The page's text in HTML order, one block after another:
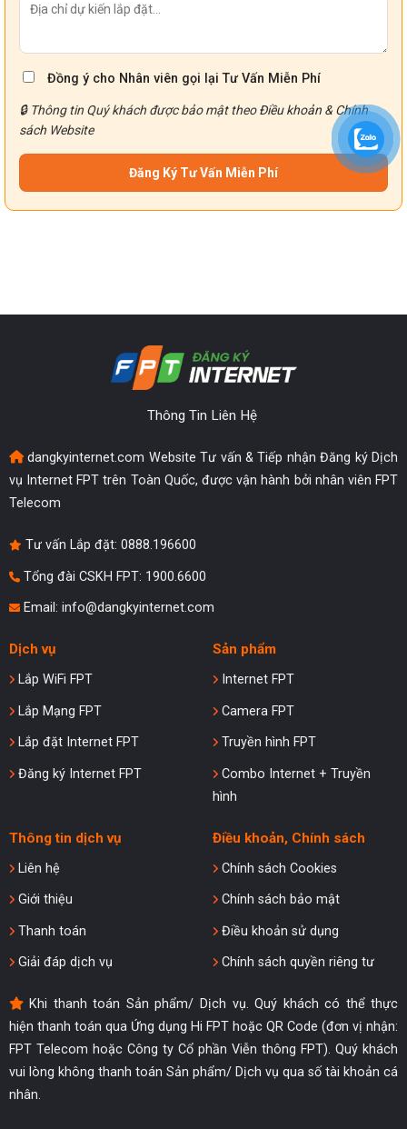
Đồng ý cho Nhân viên gọi lại Tư Vấn Miễn Phí
🔒 Thông tin Quý khách được bảo mật theoĐiều khoản & Chính
sách Website
Thông Tin Liên Hệ
dangkyinternet.com Website Tư vấn & Tiếp nhận Đăng ký Dịch
vụ Internet FPT trên Toàn Quốc, được vận hành bởi nhân viên FPT
Telecom
Tư vấn Lắp đặt: 0888.196600
Tổng đài CSKH FPT: 1900.6600
Email: info@dangkyinternet.com
Dịch vụ
Lắp WiFi FPT
Lắp Mạng FPT
Lắp đặt Internet FPT
Đăng ký Internet FPT
Sản phẩm
Internet FPT
Camera FPT
Truyền hình FPT
Combo Internet + Truyền
hình
Thông tin dịch vụ
Liên hệ
Giới thiệu
Thanh toán
Giải đáp dịch vụ
Điều khoản, Chính sách
Chính sách Cookies
Chính sách bảo mật
Điều khoản sử dụng
Chính sách quyền riêng tư
Khi thanh toán Sản phẩm/ Dịch vụ. Quý khách có thể thực
hiện thanh toán qua Ứng dụng Hi FPT hoặc QR Code (đơn vị nhận:
FPT Telecom hoặc Công ty Cổ phần Viễn thông FPT). Quý khách
vui lòng không thanh toán Sản phẩm/ Dịch vụ qua số tài khoản cá
nhân.